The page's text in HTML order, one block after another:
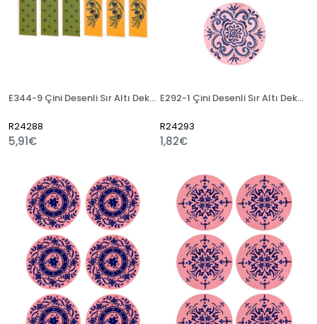
E344-9 Çini Desenli Sır Altı Dekal 3x23 cm
R24288
5,91€
E292-1 Çini Desenli Sır Altı Dekal 7 cm
R24293
1,82€